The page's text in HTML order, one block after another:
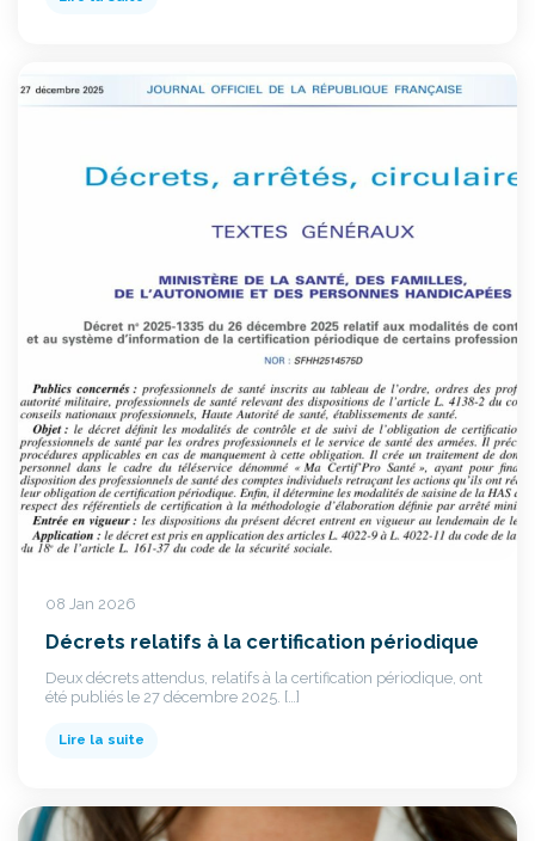
08 Jan 2026
Décrets relatifs à la certification périodique
Deux décrets attendus, relatifs à la certification périodique, ont
été publiés le 27 décembre 2025. […]
Lire la suite